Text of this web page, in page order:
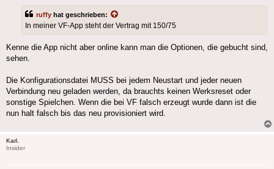
ruffy hat geschrieben:
In meiner VF-App steht der Vertrag mit 150/75
Kenne die App nicht aber online kann man die Optionen, die gebucht sind,
sehen.
Die Konfigurationsdatei MUSS bei jedem Neustart und jeder neuen
Verbindung neu geladen werden, da brauchts keinen Werksreset oder
sonstige Spielchen. Wenn die bei VF falsch erzeugt wurde dann ist die
nun halt falsch bis das neu provisioniert wird.
Karl.
Insider